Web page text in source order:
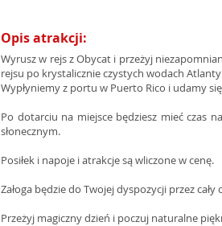
Opis atrakcji:
Wyrusz w rejs z Obycat i przeżyj
rejsu po krystalicznie czystych wodach
Wypłyniemy z portu w Puerto Rico i udamy
Po dotarciu na miejsce będziesz mieć czas
słonecznym.
Posiłek i napoje i atrakcje są wliczone w cenę.
Załoga będzie do Twojej dyspozycji przez
Przeżyj magiczny dzień i poczuj naturalne